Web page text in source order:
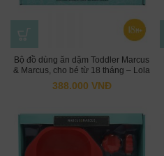
Bộ đồ dùng ăn dặm Toddler Marcus
& Marcus, cho bé từ 18 tháng – Lola
388.000 VNĐ